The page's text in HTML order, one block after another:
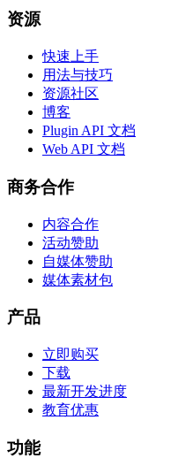
资源
快速上手
用法与技巧
资源社区
博客
Plugin API 文档
Web API 文档
商务合作
内容合作
活动赞助
自媒体赞助
媒体素材包
产品
立即购买
下载
最新开发进度
教育优惠
功能